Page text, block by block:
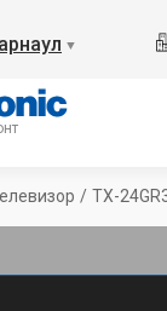
▼
/ TX-